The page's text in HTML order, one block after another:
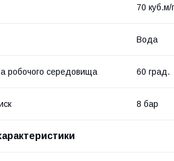
70 куб.м/
Вода
робочого середовища 60 град.
8 бар